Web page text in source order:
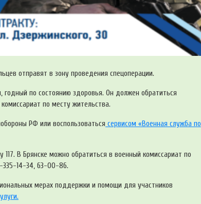
отправят в зону проведения спецоперации.
по состоянию здоровья. Он должен обратиться
по месту жительства.
РФ или воспользоваться сервисом «Военная служба по
В Брянске можно обратиться в военный комиссариат по
335-14-34, 63-00-86.
мерах поддержки и помощи для участников